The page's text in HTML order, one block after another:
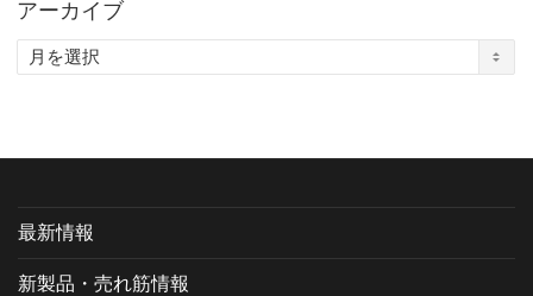
アーカイブ
ア
最新情報
新製品・売れ筋情報